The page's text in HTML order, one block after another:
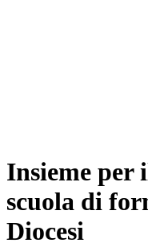
Insieme per
scuola di
Diocesi